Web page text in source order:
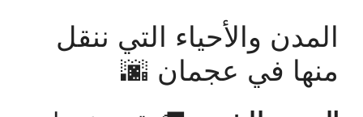
المدن والأحياء التي ننقل
منها في عجمان 🌆